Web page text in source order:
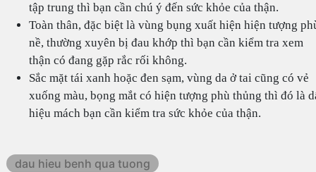
tập trung thì bạn cần chú ý đến sức khỏe của thận.
Toàn thân, đặc biệt là vùng bụng xuất hiện hiện tượng
nề, thường xuyên bị đau khớp thì bạn cần kiểm tra xem
thận có đang gặp rắc rối không.
Sắc mặt tái xanh hoặc đen sạm, vùng da ở tai cũng có vẻ
xuống màu, bọng mắt có hiện tượng phù thủng thì đó là
hiệu mách bạn cần kiểm tra sức khỏe của thận.
dau hieu benh qua tuong